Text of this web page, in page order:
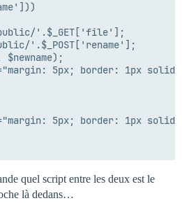
quel script entre les deux est le
là dedans…